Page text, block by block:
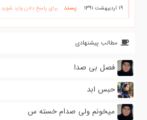
19 اردیبهشت 1391 پسند برای پاسخ دادن وارد شوید
مطالب پیشنهادی
فصل بی صدا
حبس ابد
میخونم ولی صدام خسته س